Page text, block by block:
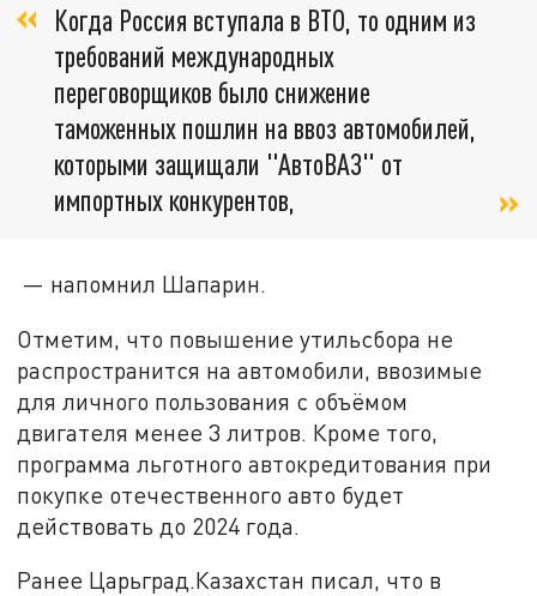
Когда Россия вступала в ВТО, то одним из
требований международных
переговорщиков было снижение
таможенных пошлин на ввоз автомобилей,
которыми защищали "АвтоВАЗ" от
импортных конкурентов,
— напомнил Шапарин.
Отметим, что повышение утильсбора не
распространится на автомобили, ввозимые
для личного пользования с объёмом
двигателя менее 3 литров. Кроме того,
программа льготного автокредитования при
покупке отечественного авто будет
действовать до 2024 года.
Ранее Царьград.Казахстан писал, что в